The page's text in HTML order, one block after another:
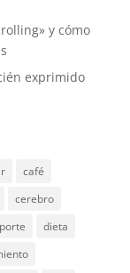
y cómo
exprimido
café
cerebro
dieta